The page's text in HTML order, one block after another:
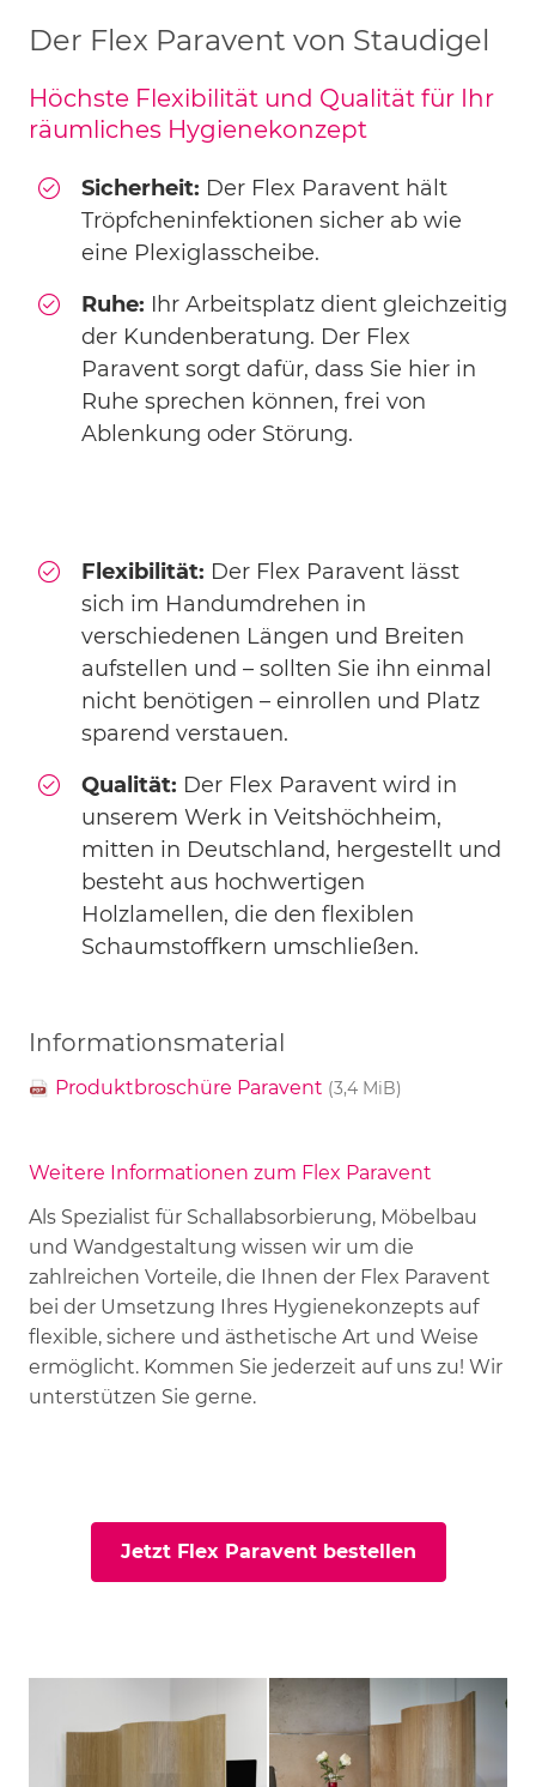
Der Flex Paravent von Staudigel
Höchste Flexibilität und Qualität für Ihr
räumliches Hygienekonzept
Sicherheit: Der Flex Paravent hält
Tröpfcheninfektionen sicher ab wie
eine Plexiglasscheibe.
Ruhe: Ihr Arbeitsplatz dient gleichzeitig
der Kundenberatung. Der Flex
Paravent sorgt dafür, dass Sie hier in
Ruhe sprechen können, frei von
Ablenkung oder Störung.
Flexibilität: Der Flex Paravent lässt
sich im Handumdrehen in
verschiedenen Längen und Breiten
aufstellen und – sollten Sie ihn einmal
nicht benötigen – einrollen und Platz
sparend verstauen.
Qualität: Der Flex Paravent wird in
unserem Werk in Veitshöchheim,
mitten in Deutschland, hergestellt und
besteht aus hochwertigen
Holzlamellen, die den flexiblen
Schaumstoffkern umschließen.
Informationsmaterial
Produktbroschüre Paravent (3,4 MiB)
Weitere Informationen zum Flex Paravent
Als Spezialist für Schallabsorbierung, Möbelbau
und Wandgestaltung wissen wir um die
zahlreichen Vorteile, die Ihnen der Flex Paravent
bei der Umsetzung Ihres Hygienekonzepts auf
flexible, sichere und ästhetische Art und Weise
ermöglicht. Kommen Sie jederzeit auf uns zu! Wir
unterstützen Sie gerne.
Jetzt Flex Paravent bestellen